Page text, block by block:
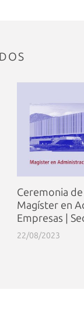
Ceremonia de
Magíster en
Empresas |
22/08/2023